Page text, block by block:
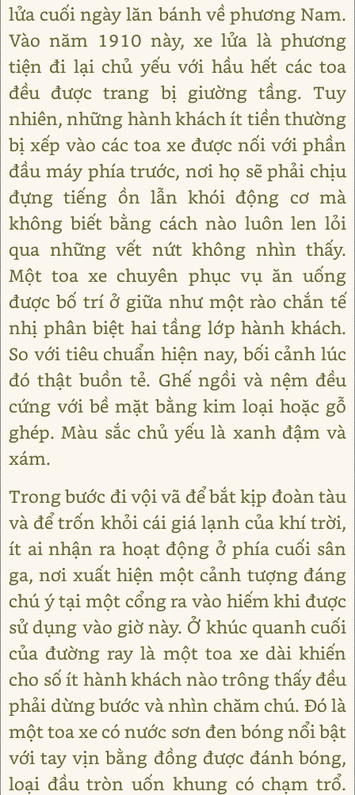
lửa cuối ngày lăn bánh về phương Nam.
Vào năm 1910 này, xe lửa là phương
tiện đi lại chủ yếu với hầu hết các toa
đều được trang bị giường tầng. Tuy
nhiên, những hành khách ít tiền thường
bị xếp vào các toa xe được nối với phần
đầu máy phía trước, nơi họ sẽ phải chịu
đựng tiếng ồn lẫn khói động cơ mà
không biết bằng cách nào luôn len lỏi
qua những vết nứt không nhìn thấy.
Một toa xe chuyên phục vụ ăn uống
được bố trí ở giữa như một rào chắn tế
nhị phân biệt hai tầng lớp hành khách.
So với tiêu chuẩn hiện nay, bối cảnh lúc
đó thật buồn tẻ. Ghế ngồi và nệm đều
cứng với bề mặt bằng kim loại hoặc gỗ
ghép. Màu sắc chủ yếu là xanh đậm và
xám.
Trong bước đi vội vã để bắt kịp đoàn tàu
và để trốn khỏi cái giá lạnh của khí trời,
ít ai nhận ra hoạt động ở phía cuối sân
ga, nơi xuất hiện một cảnh tượng đáng
chú ý tại một cổng ra vào hiếm khi được
sử dụng vào giờ này. Ở khúc quanh cuối
của đường ray là một toa xe dài khiến
cho số ít hành khách nào trông thấy đều
phải dừng bước và nhìn chăm chú. Đó là
một toa xe có nước sơn đen bóng nổi bật
với tay vịn bằng đồng được đánh bóng,
loại đầu tròn uốn khung có chạm trổ.